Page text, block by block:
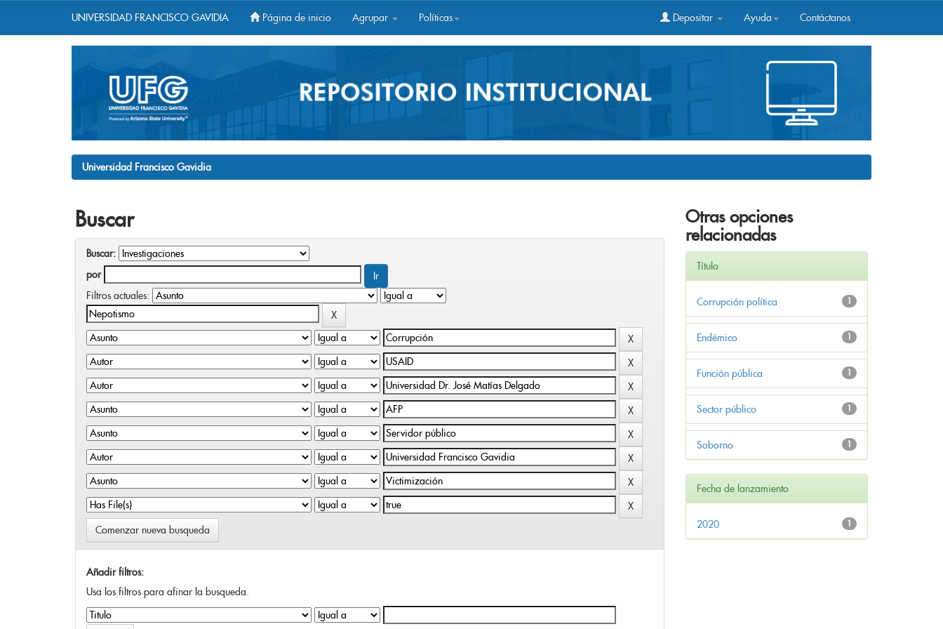
UNIVERSIDAD FRANCISCO GAVIDIA Página de inicio Agrupar Políticas Depositar Ayuda Contáctanos
Universidad Francisco Gavidia
Buscar
Buscar:
por
Filtros actuales:
Comenzar nueva busqueda
Añadir filtros:
Usa los filtros para afinar la busqueda.
Otras opciones
relacionadas
Título
1
Corrupción política
1
Endémico
1
Función pública
1
Sector público
1
Soborno
Fecha de lanzamiento
1
2020